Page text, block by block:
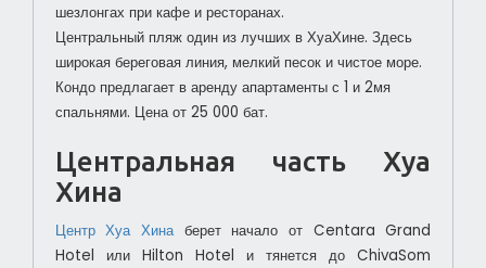
шезлонгах при кафе и ресторанах.
Центральный пляж один из лучших в ХуаХине. Здесь
широкая береговая линия, мелкий песок и чистое море.
Кондо предлагает в аренду апартаменты с 1 и 2мя
спальнями. Цена от 25 000 бат.
Центральная часть Хуа
Хина
Центр Хуа Хинаберет начало от Centara Grand
Hotel или Hilton Hotel и тянется до ChivaSom